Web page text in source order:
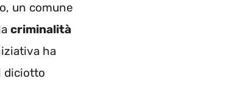
un comune
criminalità
ha
diciotto